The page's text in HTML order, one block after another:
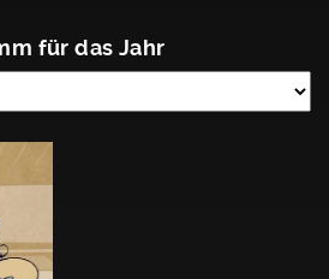
für das Jahr